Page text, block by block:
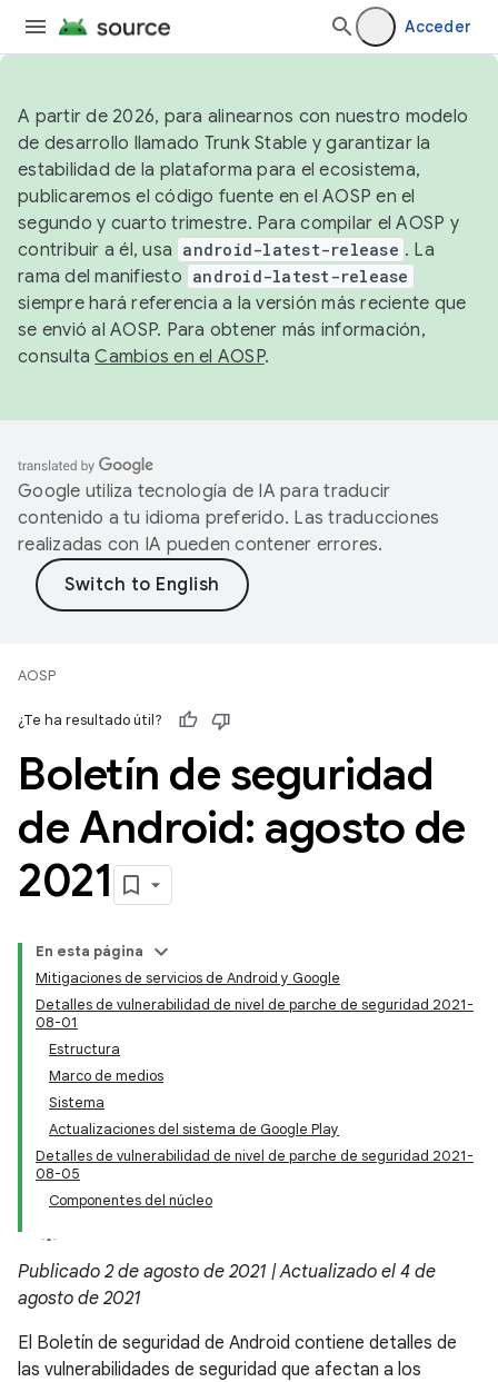
Acceder
A partir de 2026, para alinearnos con nuestro modelo
de desarrollo llamado Trunk Stable y garantizar la
estabilidad de la plataforma para el ecosistema,
publicaremos el código fuente en el AOSP en el
segundo y cuarto trimestre. Para compilar el AOSP y
contribuir a él, usa android-latest-release . La
rama del manifiesto android-latest-release
siempre hará referencia a la versión más reciente que
se envió al AOSP. Para obtener más información,
consultaCambios en el AOSP.
Google utiliza tecnología de IA para traducir
contenido a tu idioma preferido. Las traducciones
realizadas con IA pueden contener errores.
AOSP
¿Te ha resultado útil?
Boletín de seguridad
de Android: agosto de
2021
En esta página
Mitigaciones de servicios de Android y Google
Detalles de vulnerabilidad de nivel de parche de seguridad 2021-
08-01
Estructura
Marco de medios
Sistema
Actualizaciones del sistema de Google Play
Detalles de vulnerabilidad de nivel de parche de seguridad 2021-
08-05
Componentes del núcleo
Publicado 2 de agosto de 2021 | Actualizado el 4 de
agosto de 2021
El Boletín de seguridad de Android contiene detalles de
las vulnerabilidades de seguridad que afectan a los